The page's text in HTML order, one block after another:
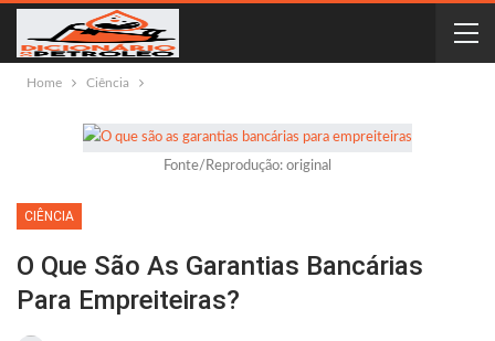
Home Ciência
Fonte/Reprodução: original
CIÊNCIA
O Que São As Garantias Bancárias
Para Empreiteiras?